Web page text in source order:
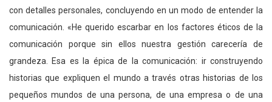
con detalles personales, concluyendo en un modo de entender la
comunicación. «He querido escarbar en los factores éticos de la
comunicación porque sin ellos nuestra gestión carecería de
grandeza. Esa es la épica de la comunicación: ir construyendo
historias que expliquen el mundo a través otras historias de los
pequeños mundos de una persona, de una empresa o de una